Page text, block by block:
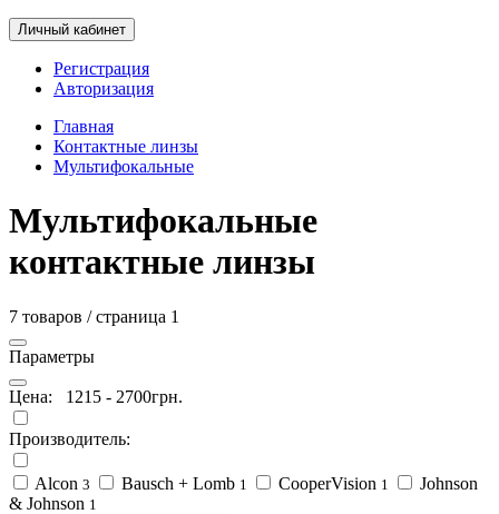
Личный кабинет
Регистрация
Авторизация
Главная
Контактные линзы
Мультифокальные
Мультифокальные
контактные линзы
7 товаров / страница 1
Параметры
Цена: 1215 - 2700грн.
Производитель:
Alcon 3 Bausch + Lomb 1 CooperVision 1
Johnson
& Johnson 1